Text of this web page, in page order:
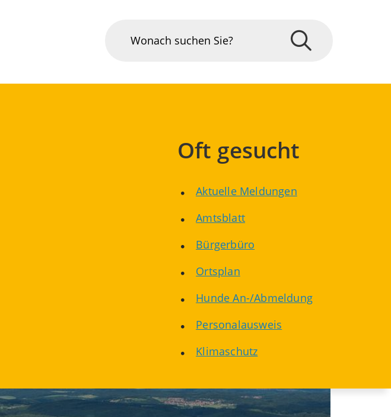
Oft gesucht
Aktuelle Meldungen
Amtsblatt
Bürgerbüro
Ortsplan
Hunde An-/Abmeldung
Personalausweis
Klimaschutz